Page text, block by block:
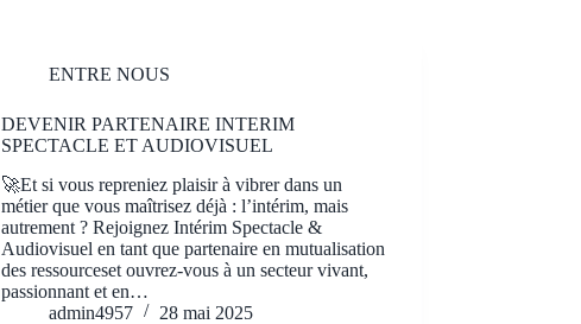
ENTRE NOUS
DEVENIR PARTENAIRE INTERIM
SPECTACLE ET AUDIOVISUEL
🚀Et si vous repreniez plaisir à vibrer dans un
métier que vous maîtrisez déjà : l’intérim, mais
autrement ? Rejoignez Intérim Spectacle &
Audiovisuel en tant que partenaire en mutualisation
des ressourceset ouvrez-vous à un secteur vivant,
passionnant et en…
admin4957
28 mai 2025